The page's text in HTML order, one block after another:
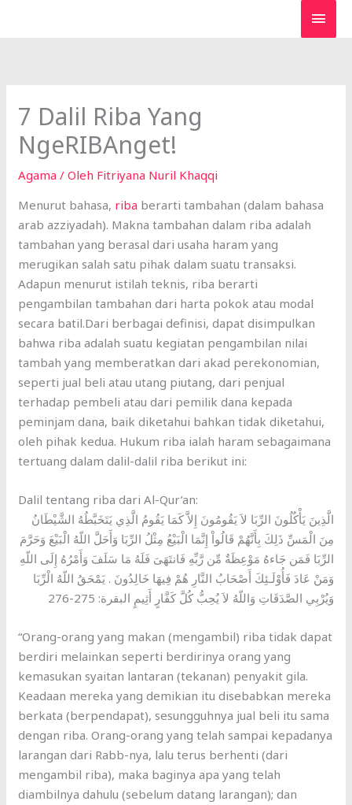
7 Dalil Riba Yang
NgeRIBAnget!
Agama / Oleh Fitriyana Nuril Khaqqi
Menurut bahasa, riba berarti tambahan (dalam bahasa
arab azziyadah). Makna tambahan dalam riba adalah
tambahan yang berasal dari usaha haram yang
merugikan salah satu pihak dalam suatu transaksi.
Adapun menurut istilah teknis, riba berarti
pengambilan tambahan dari harta pokok atau modal
secara batil.Dari berbagai definisi, dapat disimpulkan
bahwa riba adalah suatu kegiatan pengambilan nilai
tambah yang memberatkan dari akad perekonomian,
seperti jual beli atau utang piutang, dari penjual
terhadap pembeli atau dari pemilik dana kepada
peminjam dana, baik diketahui bahkan tidak diketahui,
oleh pihak kedua. Hukum riba ialah haram sebagaimana
tertuang dalam dalil-dalil riba berikut ini:
Dalil tentang riba dari Al-Qur’an:
الَّذِينَ يَأْكُلُونَ الرِّبَا لاَ يَقُومُونَ إِلاَّ كَمَا يَقُومُ الَّذِي يَتَخَبَّطُهُ الشَّيْطَانُ
مِنَ الْمَسِّ ذَلِكَ بِأَنَّهُمْ قَالُواْ إِنَّمَا الْبَيْعُ مِثْلُ الرِّبَا وَأَحَلَّ اللّهُ الْبَيْعَ وَحَرَّمَ
الرِّبَا فَمَن جَاءهُ مَوْعِظَةٌ مِّن رَّبِّهِ فَانتَهَىَ فَلَهُ مَا سَلَفَ وَأَمْرُهُ إِلَى اللّهِ
وَمَنْ عَادَ فَأُوْلَـئِكَ أَصْحَابُ النَّارِ هُمْ فِيهَا خَالِدُونَ . يَمْحَقُ اللّهُ الْرِّبَا
وَيُرْبِي الصَّدَقَاتِ وَاللّهُ لاَ يُحِبُّ كُلَّ كَفَّارٍ أَثِيمٍ البقرة: 275-276
“Orang-orang yang makan (mengambil) riba tidak dapat
berdiri melainkan seperti berdirinya orang yang
kemasukan syaitan lantaran (tekanan) penyakit gila.
Keadaan mereka yang demikian itu disebabkan mereka
berkata (berpendapat), sesungguhnya jual beli itu sama
dengan riba. Orang-orang yang telah sampai kepadanya
larangan dari Rabb-nya, lalu terus berhenti (dari
mengambil riba), maka baginya apa yang telah
diambilnya dahulu (sebelum datang larangan); dan